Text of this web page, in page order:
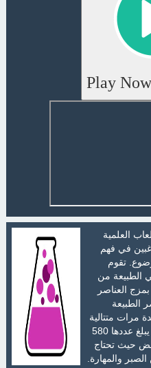
العلمية
في فهم
تقوم
الطبيعة من
العناصر
الطبيعة
مرات متتالية
حتى الحصول على كافة العناصر التي يبلغ عددها 580
حيث تحتاج
والمهارة.